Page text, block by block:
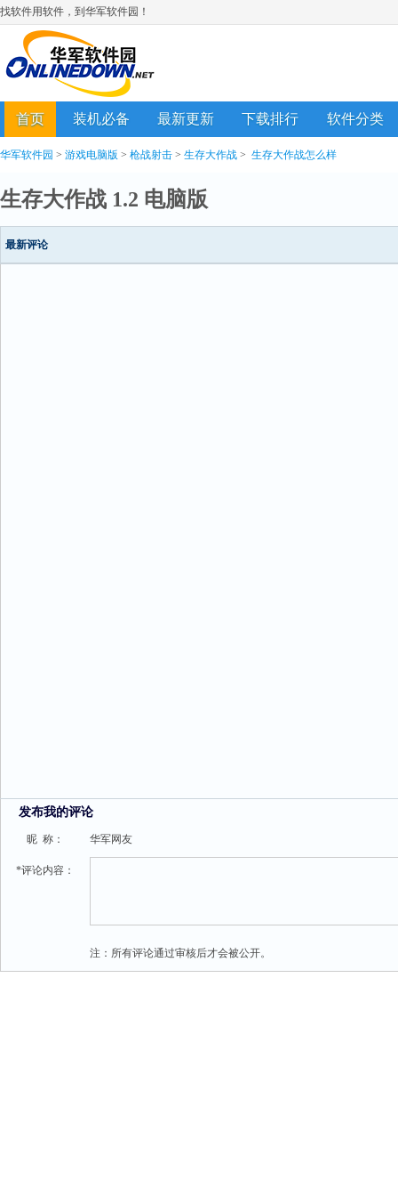
找软件用软件，到华军软件园！
首页 装机必备 最新更新 下载排行 软件分类
华军软件园 > 游戏电脑版 > 枪战射击 > 生存大作战 > 生存大作战怎么样
生存大作战 1.2 电脑版
最新评论
发布我的评论
昵 称： 华军网友
*评论内容：
注：所有评论通过审核后才会被公开。